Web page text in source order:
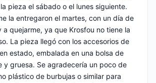
pieza el sábado o el lunes siguiente.
la entregaron el martes, con un día de
a quejarme, ya que Krosfou no tiene la
La pieza llegó con los accesorios de
estado, embalada en una bolsa de
y gruesa. Se agradecería un poco de
plástico de burbujas o similar para